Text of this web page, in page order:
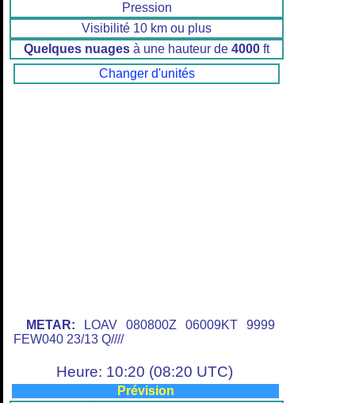
Pression
Visibilité 10 km ou plus
Quelques nuages à une hauteur de 4000 ft
Changer d'unités
METAR: LOAV 080800Z 06009KT 9999
FEW040 23/13 Q////
Heure: 10:20 (08:20 UTC)
Prévision